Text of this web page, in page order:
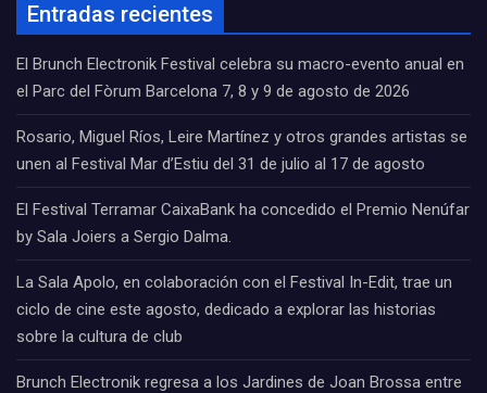
Entradas recientes
El Brunch Electronik Festival celebra su macro-evento anual en
el Parc del Fòrum Barcelona 7, 8 y 9 de agosto de 2026
Rosario, Miguel Ríos, Leire Martínez y otros grandes artistas se
unen al Festival Mar d’Estiu del 31 de julio al 17 de agosto
El Festival Terramar CaixaBank ha concedido el Premio Nenúfar
by Sala Joiers a Sergio Dalma.
La Sala Apolo, en colaboración con el Festival In-Edit, trae un
ciclo de cine este agosto, dedicado a explorar las historias
sobre la cultura de club
Brunch Electronik regresa a los Jardines de Joan Brossa entre